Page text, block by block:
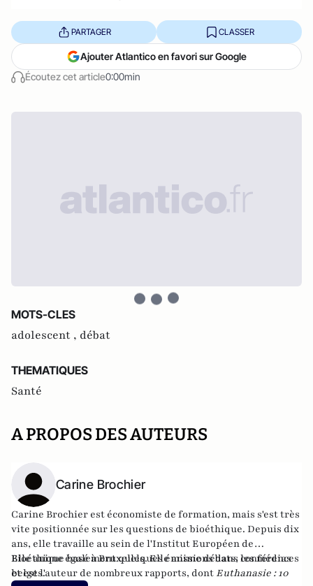
Écoutez cet article0:00min
PARTAGER CLASSER
Ajouter Atlantico en favori sur Google
MOTS-CLES
adolescent , débat
THEMATIQUES
Santé
A PROPOS DES AUTEURS
Carine Brochier
Carine Brochier est économiste de formation, mais s'est très
vite positionnée sur les questions de bioéthique. Depuis dix
ans, elle travaille au sein de l'Institut Européen de
Bioéthiquebasé à Bruxelles. Elle anime débats, conférences
et est l'auteur de nombreux rapports, dont Euthanasie : 10
Elle anime également quelques émissions dans les médias
belges.